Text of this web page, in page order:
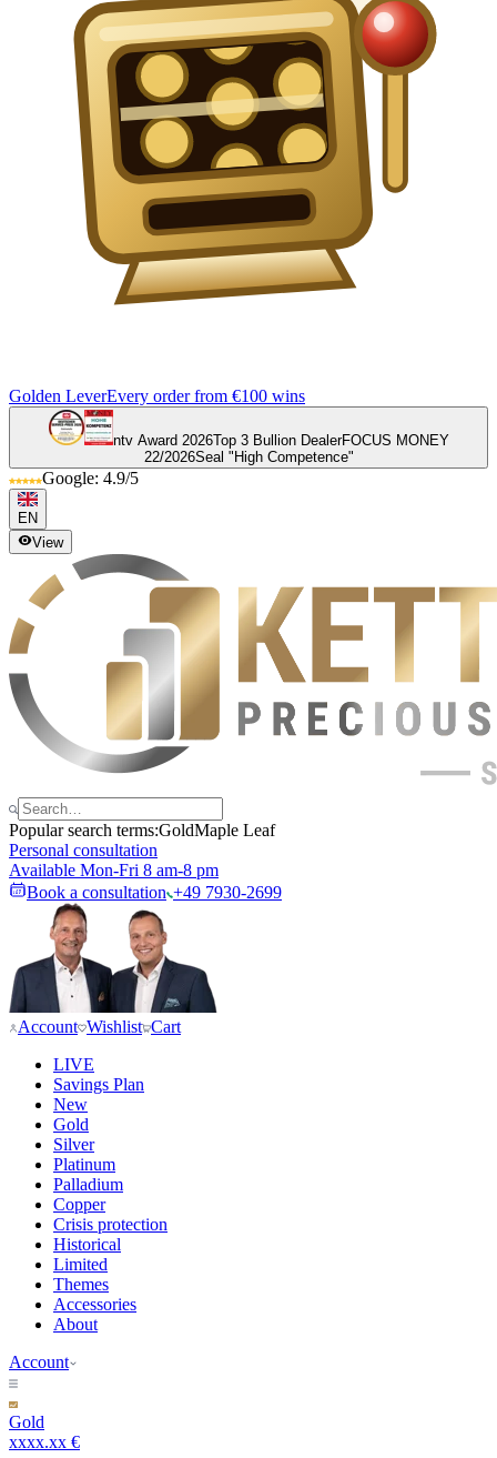
Golden LeverEvery order from €100 wins
ntv Award 2026Top 3 Bullion DealerFOCUS MONEY
22/2026Seal "High Competence"
Google: 4.9/5
EN
View
Popular search terms:GoldMaple Leaf
Personal consultation
Available Mon-Fri 8 am-8 pm
Book a consultation +49 7930-2699
Account Wishlist Cart
LIVE
Savings Plan
New
Gold
Silver
Platinum
Palladium
Copper
Crisis protection
Historical
Limited
Themes
Accessories
About
Account
Gold
xxxx.xx €